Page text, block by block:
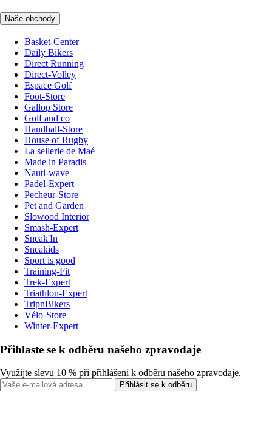
Naše obchody
Basket-Center
Daily Bikers
Direct Running
Direct-Volley
Espace Golf
Foot-Store
Gallop Store
Golf and co
Handball-Store
House of Rugby
La sellerie de Maé
Made in Paradis
Nauti-wave
Padel-Expert
Pecheur-Store
Pet and Garden
Slowood Interior
Smash-Expert
Sneak'In
Sneakids
Sport is good
Training-Fit
Trek-Expert
Triathlon-Expert
TripnBikers
Vélo-Store
Winter-Expert
Přihlaste se k odběru našeho zpravodaje
Využijte slevu 10 % při přihlášení k odběru našeho zpravodaje.
Přihlásit se k odběru